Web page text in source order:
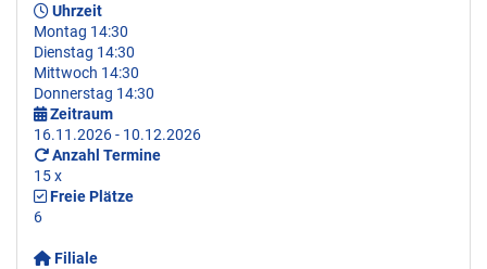
Uhrzeit
Montag 14:30
Dienstag 14:30
Mittwoch 14:30
Donnerstag 14:30
Zeitraum
16.11.2026 - 10.12.2026
Anzahl Termine
15 x
Freie Plätze
6
Filiale